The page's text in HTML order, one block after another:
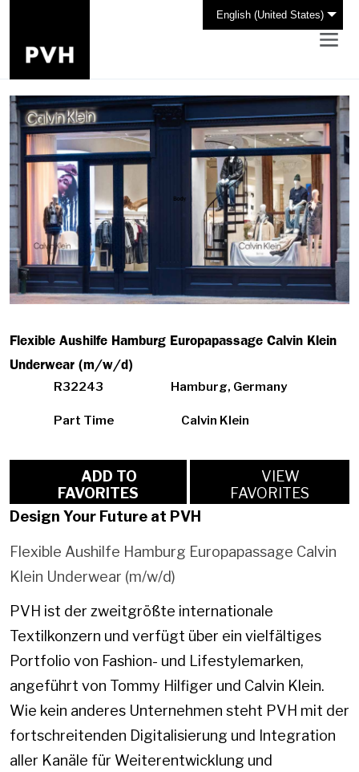
English (United States)
Flexible Aushilfe Hamburg Europapassage Calvin Klein
Underwear (m/w/d)
R32243 Hamburg, Germany
Part Time Calvin Klein
FAVORITES
VIEW
FAVORITES
Design Your Future at PVH
Flexible Aushilfe Hamburg Europapassage Calvin
Klein Underwear (m/w/d)
PVH ist der zweitgrößte internationale
Textilkonzern und verfügt über ein vielfältiges
Portfolio von Fashion- und Lifestylemarken,
angeführt von Tommy Hilfiger und Calvin Klein.
Wie kein anderes Unternehmen steht PVH mit der
fortschreitenden Digitalisierung und Integration
aller Kanäle für Weiterentwicklung und